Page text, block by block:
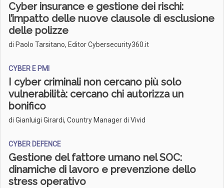
Cyber insurance e gestione dei rischi:
l’impatto delle nuove clausole di esclusione
delle polizze
di Paolo Tarsitano, Editor Cybersecurity360.it
CYBER E PMI
I cyber criminali non cercano più solo
vulnerabilità: cercano chi autorizza un
bonifico
di Gianluigi Girardi, Country Manager di Vivid
CYBER DEFENCE
Gestione del fattore umano nel SOC:
dinamiche di lavoro e prevenzione dello
stress operativo